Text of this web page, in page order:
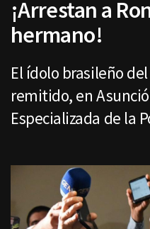
¡Arrestan a
hermano!
El ídolo brasileño
remitido, en
Especializada de la